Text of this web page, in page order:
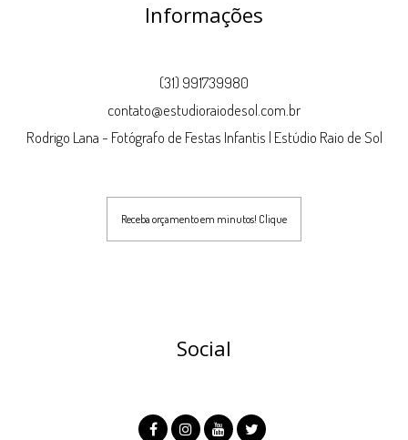
Informações
(31) 991739980
contato@estudioraiodesol.com.br
Rodrigo Lana - Fotógrafo de Festas Infantis | Estúdio Raio de Sol
Receba orçamento em minutos! Clique
Social